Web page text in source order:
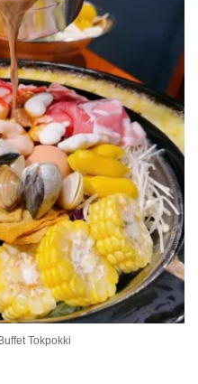
Tokpokki